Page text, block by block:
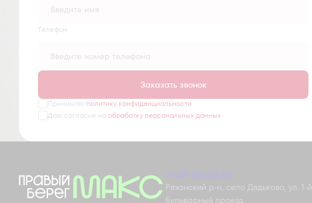
Tелефон
Заказать звонок
Принимаю политику конфиденциальности
Даю согласие на обработку персональных данных
+7 491 230-03-03
Рязанский р-н, село Дядьково, ул. 1-й
Бульварный проезд